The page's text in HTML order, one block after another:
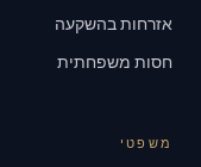
אזרחות בהשקעה
חסות משפחתית
משפטי